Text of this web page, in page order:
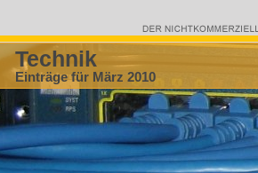
Technik
Einträge für März 2010